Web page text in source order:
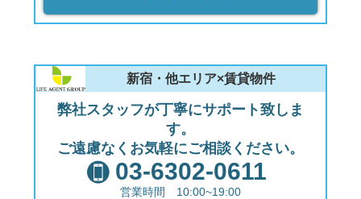
新宿・他エリア×賃貸物件
弊社スタッフが丁寧にサポート致しま
す。
ご遠慮なくお気軽にご相談ください。
03-6302-0611
営業時間 10:00~19:00